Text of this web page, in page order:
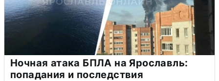
Ночная атака БПЛА на Ярославль:
попадания и последствия